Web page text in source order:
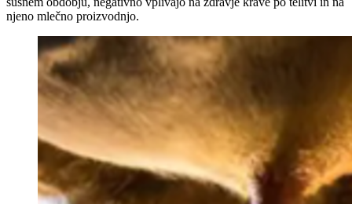
njeno mlečno proizvodnjo.